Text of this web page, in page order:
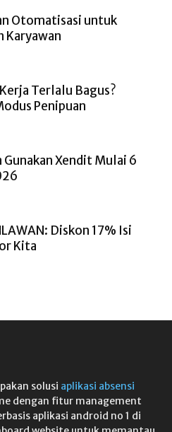
Otomatisasi untuk
Karyawan
Terlalu Bagus?
Penipuan
Xendit Mulai 6
Diskon 17% Isi
Kita
solusi aplikasi absensi
dengan fitur management
aplikasi android no 1 di